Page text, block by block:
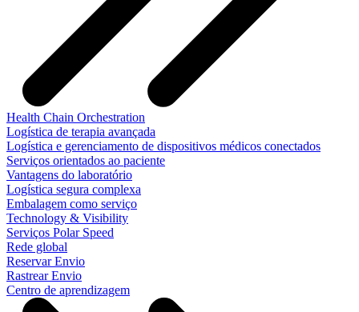
Health Chain Orchestration
Logística de terapia avançada
Logística e gerenciamento de dispositivos médicos conectados
Serviços orientados ao paciente
Vantagens do laboratório
Logística segura complexa
Embalagem como serviço
Technology & Visibility
Serviços Polar Speed
Rede global
Reservar Envio
Rastrear Envio
Centro de aprendizagem